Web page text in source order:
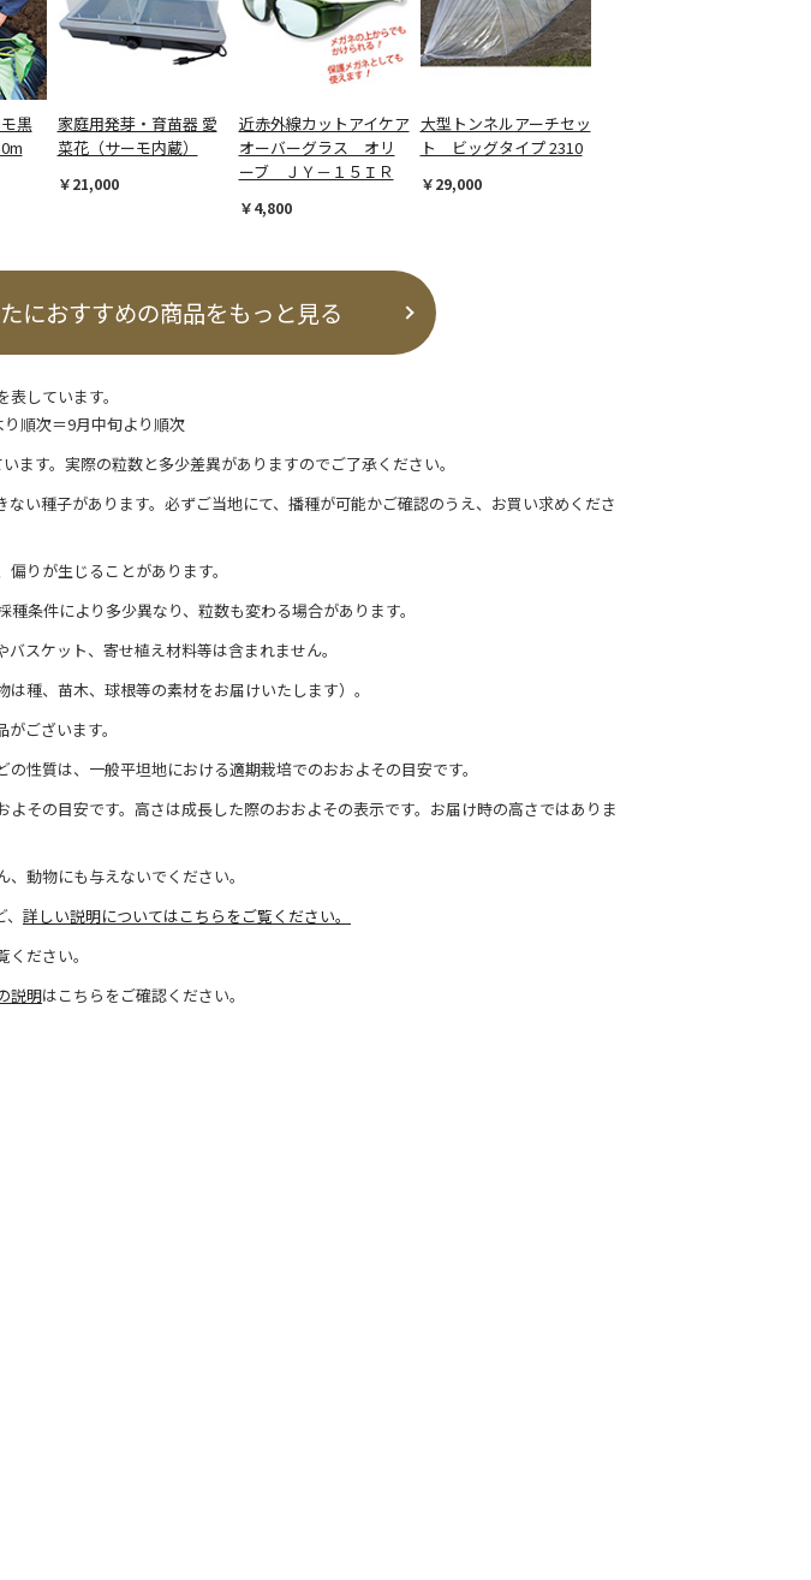
黒
家庭用発芽・育苗器 愛
菜花（サーモ内蔵）
￥21,000
近赤外線カットアイケア
オーバーグラス オリ
ーブ ＪＹ－１５ＩＲ
￥4,800
大型トンネルアーチセッ
ト ビッグタイプ 2310
￥29,000
におすすめの商品をもっと見る
しています。
順次＝9月中旬より順次
ます。実際の粒数と多少差異がありますのでご了承ください。
い種子があります。必ずご当地にて、播種が可能かご確認のうえ、お買い求めくださ
りが生じることがあります。
条件により多少異なり、粒数も変わる場合があります。
スケット、寄せ植え材料等は含まれません。
種、苗木、球根等の素材をお届けいたします）。
ございます。
性質は、一般平坦地における適期栽培でのおおよその目安です。
その目安です。高さは成長した際のおおよその表示です。お届け時の高さではありま
動物にも与えないでください。
詳しい説明についてはこちらをご覧ください。
ください。
説明はこちらをご確認ください。